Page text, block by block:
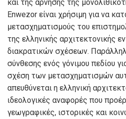
και της άρνησης της
Enwezor είναι χρήσιμη για να
μετασχηματισμούς του
της ελληνικής αρχιτεκτονικής
διακρατικών σχέσεων.
σύνθεσης ενός γόνιμου πεδίου
σχέση των μετασχηματισμών
απευθύνεται η ελληνική
ιδεολογικές αναφορές που
γεωγραφικές, ιστορικές και